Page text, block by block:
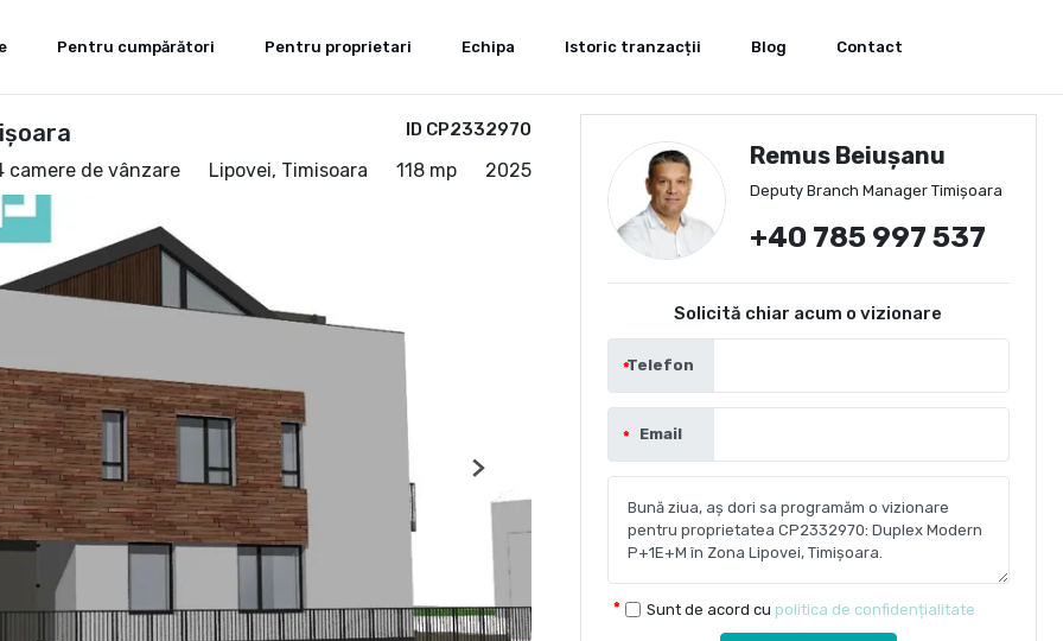
Pentru cumpărători Pentru proprietari Echipa Istoric tranzacții Blog Contact
ID CP2332970
camere de vânzare Lipovei, Timisoara 118 mp 2025
Next
Remus Beiușanu
Deputy Branch Manager Timișoara
+40 785 997 537
Solicită chiar acum o vizionare
Telefon
Email
Sunt de acord cu politica de confidențialitate